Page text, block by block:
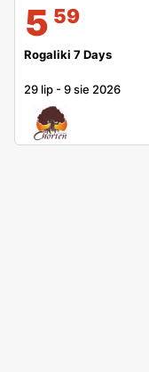
5 59
Rogaliki 7 Days
29 lip -9 sie 2026